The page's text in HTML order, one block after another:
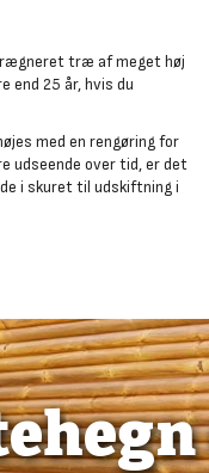
træ af meget høj
end 25 år, hvis du
med en rengøring for
udseende over tid, er det
i skuret til udskiftning i